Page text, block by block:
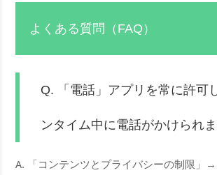
よくある質問（FAQ）
Q. 「電話」アプリを常に許可
ンタイム中に電話がかけられま
A. 「コンテンツとプライバシーの制限」